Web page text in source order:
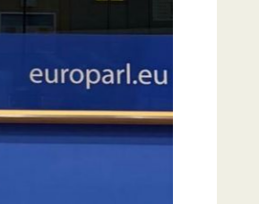
VOIR
VOIR